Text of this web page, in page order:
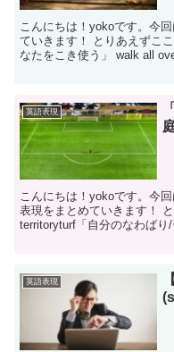
こんにちは！yokoです。今
ていきます！ とりあえずこ
なたをこき使う」 walk all
英語表現
こんにちは！yokoです。今
表現をまとめていきます！
territoryturf「自分のなわば
英語表現